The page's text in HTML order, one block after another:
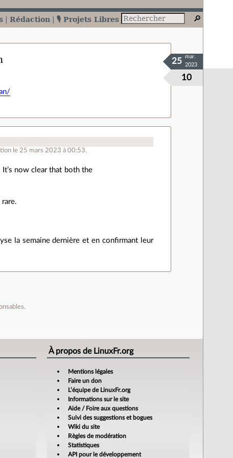
Rédaction 🎙️ Projets Libres
10
25
mar.
2023
le 25 mars 2023 à 00:53.
now clear that both the
la semaine dernière et en confirmant leur
À propos de LinuxFr.org
Mentions légales
Faire un don
L’équipe de LinuxFr.org
Informations sur le site
Aide / Foire aux questions
Suivi des suggestions et bogues
Wiki du site
Règles de modération
Statistiques
API pour le développement